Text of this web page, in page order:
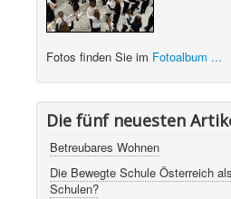
Fotos finden Sie im Fotoalbum ...
Die fünf neuesten
Betreubares Wohnen
Die Bewegte Schule Österreich
Schulen?